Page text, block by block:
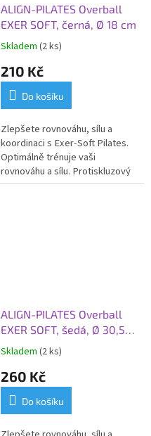
ALIGN-PILATES Overball
EXER SOFT, černá, Ø 18 cm
Skladem (2 ks)
210 Kč
Do košíku
Zlepšete rovnováhu, sílu a
koordinaci s Exer-Soft Pilates.
Optimálně trénuje vaši
rovnováhu a sílu. Protiskluzový
a lehký.
ALIGN-PILATES Overball
EXER SOFT, šedá, Ø 30,5
cm
Skladem (2 ks)
260 Kč
Do košíku